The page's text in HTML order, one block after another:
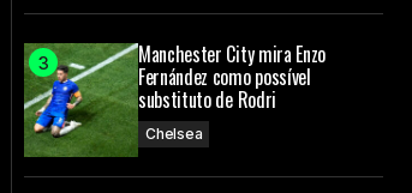
Manchester City mira Enzo
Fernández como possível
substituto de Rodri
Chelsea